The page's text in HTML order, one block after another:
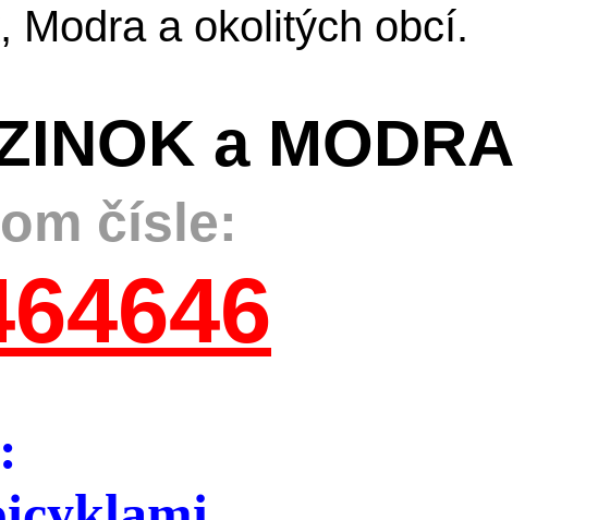
Modra a okolitých obcí.
a MODRA
čísle: